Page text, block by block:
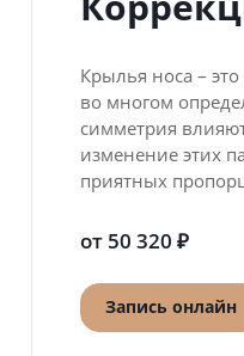
Крылья носа –
во многом
симметрия
изменение этих
приятных
от 50 320 ₽
Запись онлайн